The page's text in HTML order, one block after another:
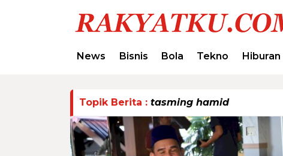
News Bisnis Bola Tekno Hiburan
Topik Berita : tasming hamid